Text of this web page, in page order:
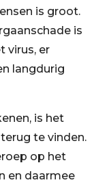
is groot.
is
virus, er
langdurig
is het
te vinden.
op het
en daarmee